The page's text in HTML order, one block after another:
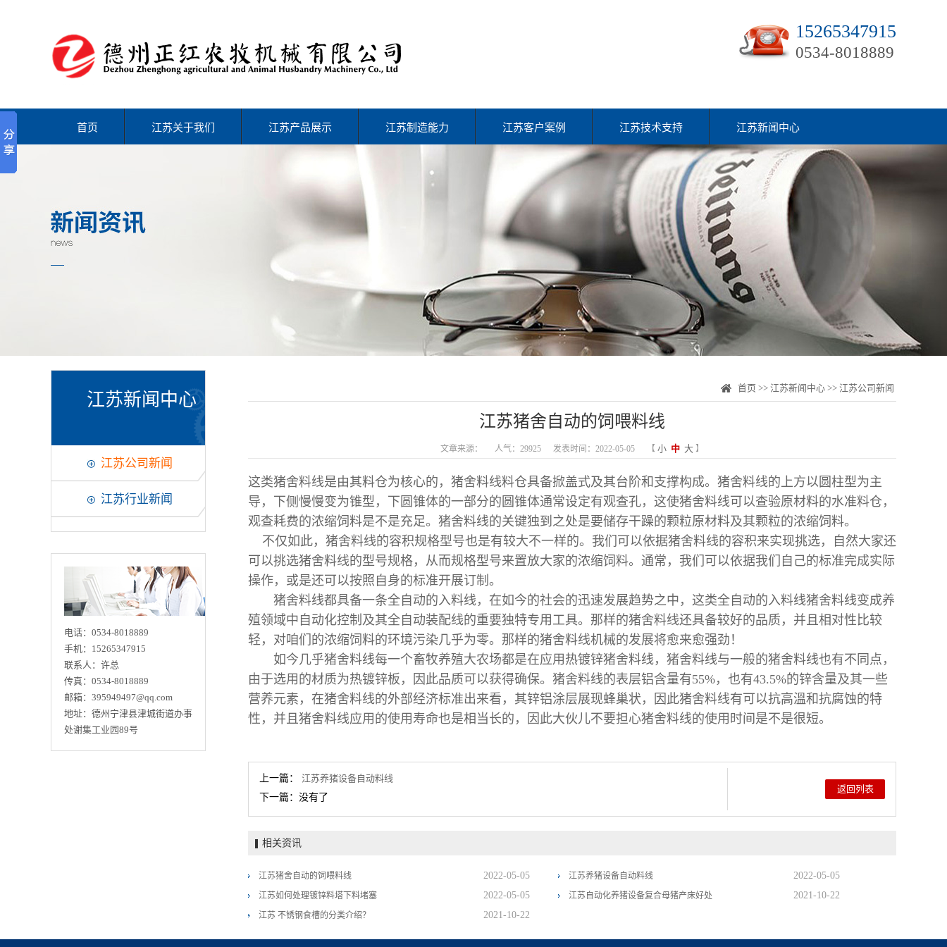
15265347915
0534-8018889
首页 江苏关于我们 江苏产品展示 江苏制造能力 江苏客户案例 江苏技术支持 江苏新闻中心
江苏新闻中心
江苏公司新闻
江苏行业新闻
电话：0534-8018889
手机：15265347915
联系人：许总
传真：0534-8018889
邮箱：395949497@qq.com
地址：德州宁津县津城街道办事
处谢集工业园89号
首页 >> 江苏新闻中心 >> 江苏公司新闻
江苏猪舍自动的饲喂料线
文章来源： 人气：29925 发表时间：2022-05-05 【 小 中 大 】
这类猪舍料线是由其料仓为核心的，猪舍料线料仓具备掀盖式及其台阶和支撑构成。猪舍料线的上方以圆柱型为主
导，下侧慢慢变为锥型，下圆锥体的一部分的圆锥体通常设定有观查孔，这使猪舍料线可以查验原材料的水准料仓，
观查耗费的浓缩饲料是不是充足。猪舍料线的关键独到之处是要储存干躁的颗粒原材料及其颗粒的浓缩饲料。
不仅如此，猪舍料线的容积规格型号也是有较大不一样的。我们可以依据猪舍料线的容积来实现挑选，自然大家还
可以挑选猪舍料线的型号规格，从而规格型号来置放大家的浓缩饲料。通常，我们可以依据我们自己的标准完成实际
操作，或是还可以按照自身的标准开展订制。
猪舍料线都具备一条全自动的入料线，在如今的社会的迅速发展趋势之中，这类全自动的入料线猪舍料线变成养
殖领域中自动化控制及其全自动装配线的重要独特专用工具。那样的猪舍料线还具备较好的品质，并且相对性比较
轻，对咱们的浓缩饲料的环境污染几乎为零。那样的猪舍料线机械的发展将愈来愈强劲！
如今几乎猪舍料线每一个畜牧养殖大农场都是在应用热镀锌猪舍料线，猪舍料线与一般的猪舍料线也有不同点，
由于选用的材质为热镀锌板，因此品质可以获得确保。猪舍料线的表层铝含量有55%，也有43.5%的锌含量及其一些
营养元素，在猪舍料线的外部经济标准出来看，其锌铝涂层展现蜂巢状，因此猪舍料线有可以抗高溫和抗腐蚀的特
性，并且猪舍料线应用的使用寿命也是相当长的，因此大伙儿不要担心猪舍料线的使用时间是不是很短。
上一篇： 江苏养猪设备自动料线
下一篇：没有了
返回列表
相关资讯
江苏猪舍自动的饲喂料线 2022-05-05 江苏养猪设备自动料线 2022-05-05
江苏如何处理镀锌料塔下料堵塞 2022-05-05 江苏自动化养猪设备复合母猪产床好处 2021-10-22
江苏 不锈钢食槽的分类介绍？ 2021-10-22